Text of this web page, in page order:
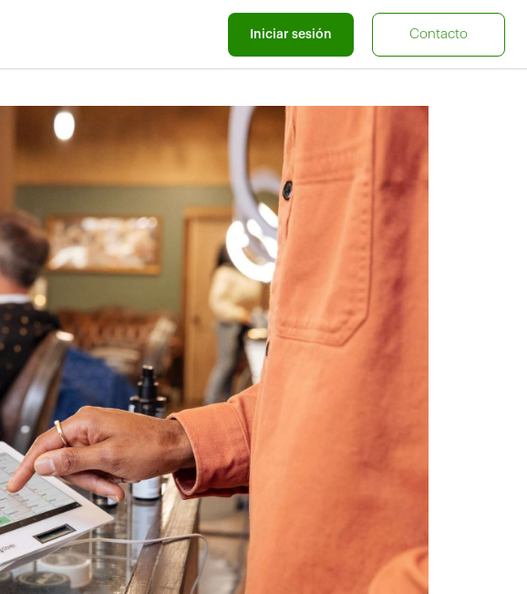
Iniciar sesión Contacto